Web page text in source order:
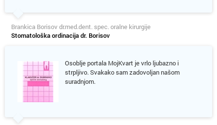
Brankica Borisov dr.med.dent. spec. oralne kirurgije
Stomatološka ordinacija dr. Borisov
Osoblje portala MojKvart je vrlo ljubazno i
strpljivo. Svakako sam zadovoljan našom
suradnjom.